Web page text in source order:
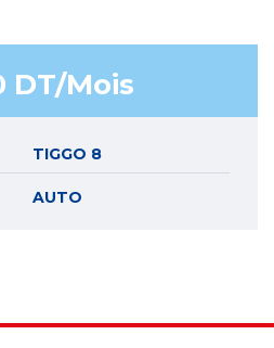
DT/Mois
TIGGO 8
AUTO